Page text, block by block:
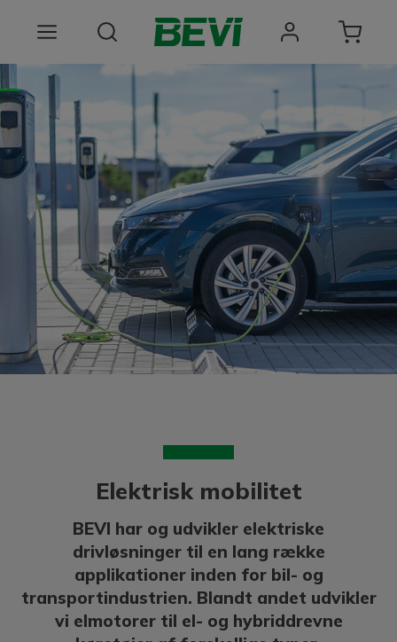
Produkter
Anvendelsesomrader
Tjenester
Kvalitet og bæredygtighed
Virksomheden BEVI
Elektrisk mobilitet
BEVI har og udvikler elektriske
drivløsninger til en lang række
applikationer inden for bil- og
transportindustrien. Blandt andet udvikler
vi elmotorer til el- og hybriddrevne